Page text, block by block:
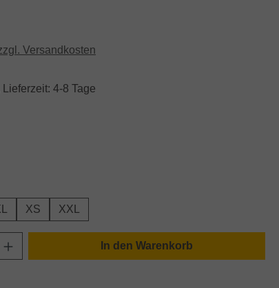
Versandkosten
4-8 Tage
XS XXL
Gib den gewünschten Wert ein
In den Warenkorb